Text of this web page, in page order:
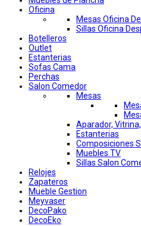
Oficina
Mesas Oficina
Sillas Oficina
Botelleros
Outlet
Estanterias
Sofas Cama
Perchas
Salon Comedor
Mesas
Aparador,
Estanterias
Composiciones
Muebles TV
Sillas Salon
Relojes
Zapateros
Mueble Gestion
Meyvaser
DecoPako
DecoEko